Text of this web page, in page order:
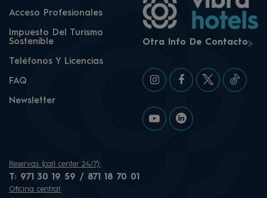
Acceso Profesionales
Impuesto Del Turismo
Sostenible
Teléfonos Y Licencias
FAQ
Newsletter
Otra Info De Contacto
Reservas (call center 24/7):
T: 971 30 19 59 / 871 18 70 01
Oficina central: